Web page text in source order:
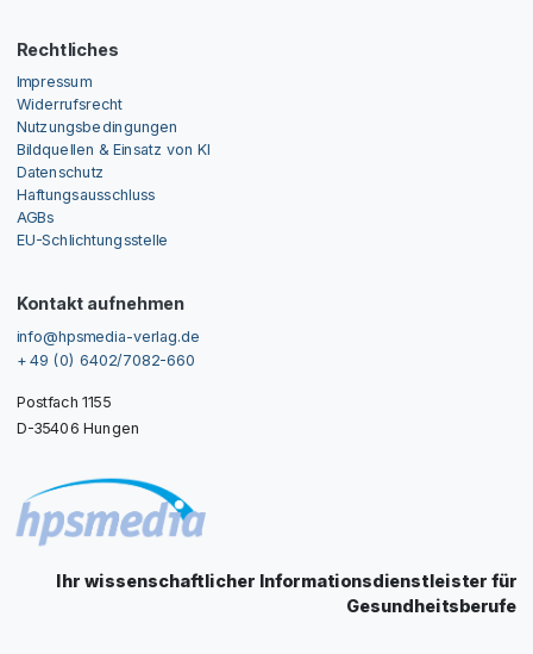
Rechtliches
Impressum
Widerrufsrecht
Nutzungsbedingungen
Bildquellen & Einsatz von KI
Datenschutz
Haftungsausschluss
AGBs
EU-Schlichtungsstelle
Kontakt aufnehmen
info@hpsmedia-verlag.de
+ 49 (0) 6402/7082-660
Postfach 1155
D-35406 Hungen
Ihr wissenschaftlicher Informationsdienstleister für
Gesundheitsberufe